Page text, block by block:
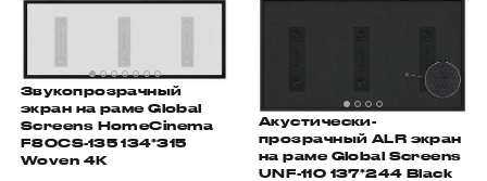
Звукопрозрачный
экран на раме Global
Screens HomeCinema
F80CS-135 134*315
Woven 4K
Акустически-
прозрачный ALR экран
на раме Global Screens
UNF-110 137*244 Black